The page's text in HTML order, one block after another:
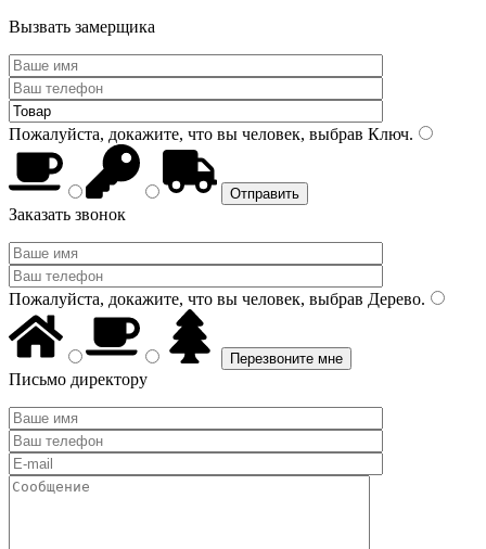
Вызвать замерщика
Пожалуйста, докажите, что вы человек, выбрав Ключ.
Заказать звонок
Пожалуйста, докажите, что вы человек, выбрав Дерево.
Письмо директору